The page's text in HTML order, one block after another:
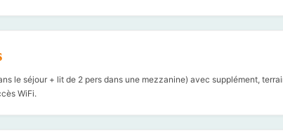
le séjour + lit de 2 pers dans une mezzanine) avec supplément,
WiFi.